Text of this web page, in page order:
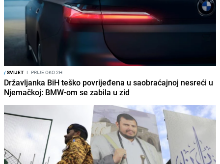
/SVIJET I PRIJE OKO 2H
Državljanka BiH teško povrijeđena u saobraćajnoj nesreći u
Njemačkoj: BMW-om se zabila u zid